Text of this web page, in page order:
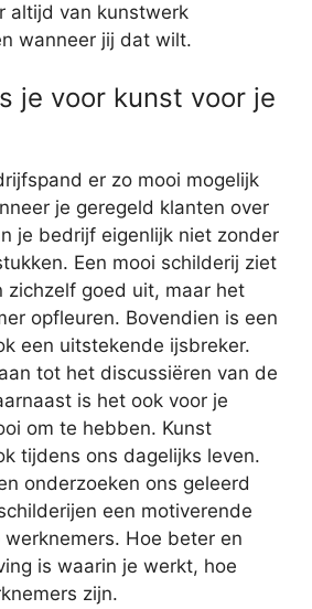
altijd van kunstwerk
wanneer jij dat wilt.
je voor kunst voor je
er zo mooi mogelijk
je geregeld klanten over
je bedrijf eigenlijk niet zonder
Een mooi schilderij ziet
zichzelf goed uit, maar het
opfleuren. Bovendien is een
een uitstekende ijsbreker.
tot het discussiëren van de
is het ook voor je
om te hebben. Kunst
tijdens ons dagelijks leven.
onderzoeken ons geleerd
een motiverende
Hoe beter en
is waarin je werkt, hoe
zijn.